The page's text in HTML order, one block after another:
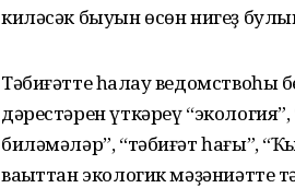
киләсәк быуын өсөн нигеҙ
Тәбиғәтте һаҡлау
дәрестәрен үткәреү
биләмәләр”, “тәбиғәт һағы”,
ваҡыттан экологик мәҙәниәтте